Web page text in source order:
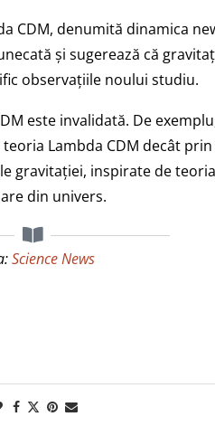
CDM, denumită dinamica
și sugerează că
observațiile noului studiu.
este invalidată. De
Lambda CDM decât
gravitației, inspirate de
din univers.
Science News